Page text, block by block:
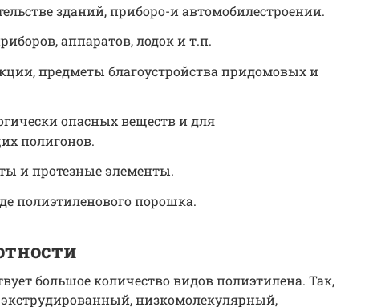
зданий, приборо-и автомобилестроении.
аппаратов, лодок и т.п.
предметы благоустройства придомовых и
опасных веществ и для
полигонов.
и протезные элементы.
полиэтиленового порошка.
большое количество видов полиэтилена. Так,
низкомолекулярный,